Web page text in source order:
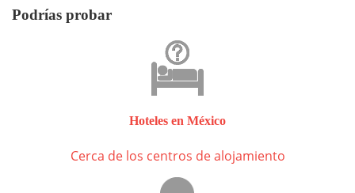
Podrías probar
Hoteles en México
Cerca de los centros de alojamiento